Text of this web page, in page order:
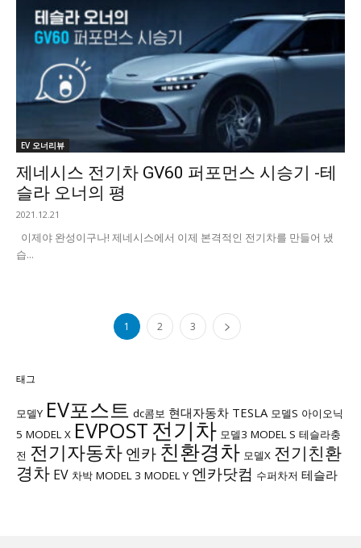
EV 오너리뷰
제네시스 전기차 GV60 퍼포먼스 시승기 -테
슬라 오너의 평
2021.12.21
이제야 완성이구나! 제네시스에서 이제 본격적인 전기차를 만들어 냈
습...
1 2 3
태그
모델Y EV포스트 dc콤보 현대자동차 TESLA 모델S 아이오닉
5 MODEL X EVPOST 전기차 모델3 MODEL S 테슬라충
전 전기자동차 엔카친환경차 모델X 전기친환
경차 EV 차박 MODEL 3 MODEL Y 엔카닷컴 수퍼차저 테슬라